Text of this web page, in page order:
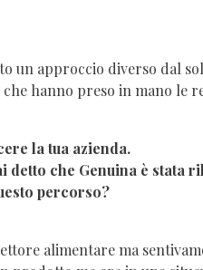
approccio diverso dal
hanno preso in mano le
la tua azienda.
che Genuina è stata
percorso?
alimentare ma